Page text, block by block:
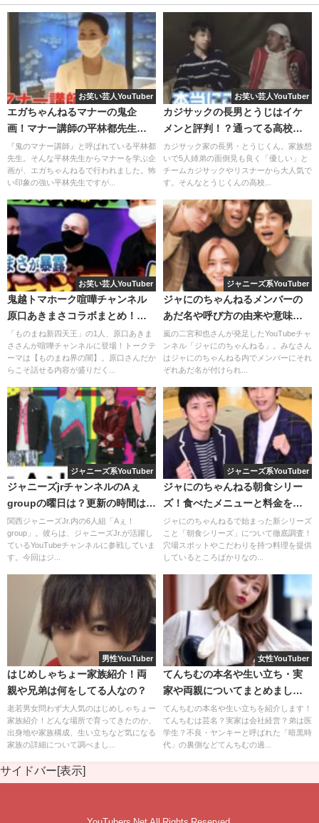
ちなみに久代萌美さんは現在、フジテレビを退社し、
吉本興業に入社しており、吉本興業のアナウンサー所属第
一号となっています。
はるくんが交際中に警察沙汰に？
実は久代萌美さんと交際中に警察沙汰になったことがあっ
たようです。
内容ははるくんと久代萌美さんが大喧嘩をしているところ
を
はるくんが友人に「ヤバい」とラインをし、
それを受けた 友人が大事件だと焦って警察に通報してしま
ったようです。
結果的に事件性はないと釈放 されたようですが、
久代萌美さんがアナウンサーとして不祥事を起こしてしま
ったことで
久代萌美さんはフジテレビから大目玉を食らってしまった
ようです。
確かにニュースを伝えるアナウンサーが事件を起こしてし
お笑い芸人YouTuber
エガちゃんねるマナーの鬼企
画！マナー講師の平林都先生は
どういう方？
『鬼のマナー講師』と呼ばれている平林都
先生。そんな平林先生からマナーを学ぶ企
画が、エガちゃんねるで行われました。怖
い印象の強い平林先生ですが...
お笑い芸人YouTuber
カジサックの長男とうじはイケ
メンと評判！？通ってる高校な
ど情報調べてみた！
カジサック家の長男・とうじくん。家族想
いで5人姉弟の面倒見も良く「優しい」と
チームカジサックやリスナーから大人気で
す。そんなとうじくんの高校...
お笑い芸人YouTuber
鬼越トマホーク喧嘩チャンネル
原口あきまさコラボまとめ！も
のまね芸人の闇がやばい！？
「ものまね新四天王」の1人、原口あきま
ささんが喧嘩チャンネルに登場！トークテ
ーマは【ものまね界の闇】。原口さんだか
らこそ話せる内容が盛りだく...
ジャニーズ系YouTuber
ジャにのちゃんねるメンバーの
あだ名や呼び方の由来や意味を
解説！
嵐の二宮和也さんが発足したYouTubeチャ
ンネル「ジャにのちゃんねる」。みなさん
はジャにのちゃんねる内でメンバーにそれ
ぞれあだ名が付けられ...
ジャニーズ系YouTuber
ジャニーズjrチャンネルのAぇ
groupの曜日は？更新の時間はい
つ？
関西ジャニーズJr.内の6人組「Aぇ！
group」。彼らは、ジャニーズJr.が活躍し
ているYouTubeチャンネルに参戦していま
す。今回はジ...
ジャニーズ系YouTuber
ジャにのちゃんねる朝食シリー
ズ！食べたメニューと料金を紹
介！
ジャにのちゃんねるで始まった新シリーズ
こと「朝食シリーズ」について徹底調査！
穴場スポットやこだわりを持つ料理を提供
しているところばかりなの...
男性YouTuber
はじめしゃちょー家族紹介！両
親や兄弟は何をしてる人なの？
老若男女問わず大人気のはじめしゃちょー
家族紹介！どんな場所で育ってきたのか、
出身地や家族構成、生い立ちなど気になる
家族の詳細について調べまし...
女性YouTuber
てんちむの本名や生い立ち・実
家や両親についてまとめまし
た！
てんちむの本名や生い立ちを紹介します！
てんちむは芸名？実家は会社経営？弟は医
学生？不良・ヤンキーと呼ばれた「暗黒時
代」の裏側などてんちむの過...
サイドバー[表示]